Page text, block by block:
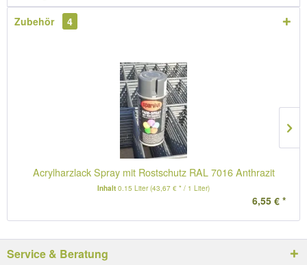
Zubehör 4
Acrylharzlack Spray mit Rostschutz RAL 7016 Anthrazit
Inhalt 0.15 Liter(43,67 € * / 1 Liter)
6,55 € *
Service & Beratung